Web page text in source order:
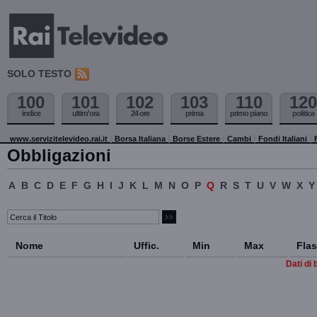
SOLO TESTO
100
indice
101
ultim'ora
102
24 ore
103
prima
110
primo piano
120
politica
www.servizitelevideo.rai.it Borsa Italiana Borse Estere Cambi Fondi Italiani
Obbligazioni
A B C D E F G H I J K L M N O P Q R S T U V W X Y
Nome Uffic. Min Max
Dati di